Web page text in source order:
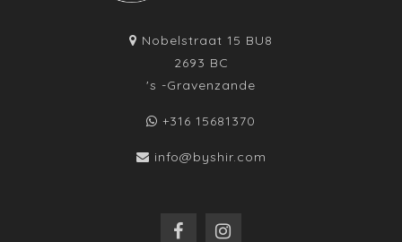
Nobelstraat 15 BU8
2693 BC
's -Gravenzande
+316 15681370
info@byshir.com